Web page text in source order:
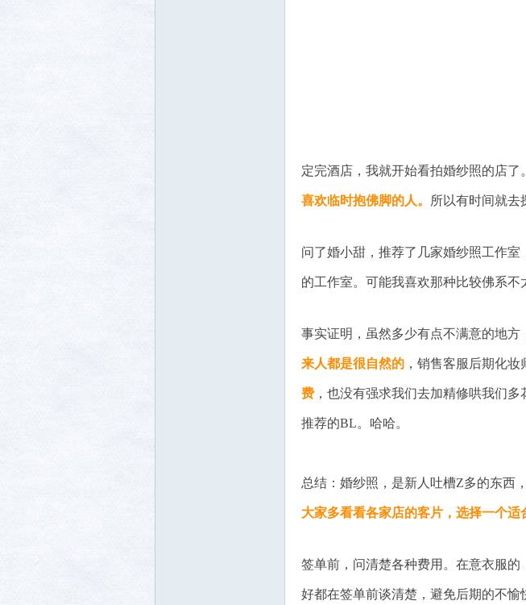
定完酒店，我就开始看拍婚纱照的店了
喜欢临时抱佛脚的人。 所以有时间就去
问了婚小甜，推荐了几家婚纱照工作
的工作室。可能我喜欢那种比较佛系不
事实证明，虽然多少有点不满意的地方
来人都是很自然的 ，销售客服后期化
费 ，也没有强求我们去加精修哄我们
推荐的BL。哈哈。
总结：婚纱照，是新人吐槽Z多的东西
大家多看看各家店的客片，选择一个适
签单前，问清楚各种费用。在意衣服
好都在签单前谈清楚，避免后期的不愉